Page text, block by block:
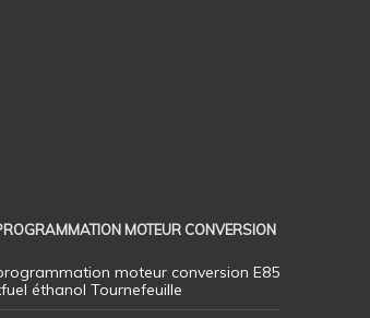
MOTEUR CONVERSION
moteur conversion E85
éthanol Tournefeuille